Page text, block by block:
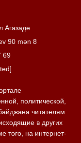
Агазаде
90 mən 8
69
политической,
читателям
в других
того, на интернет-